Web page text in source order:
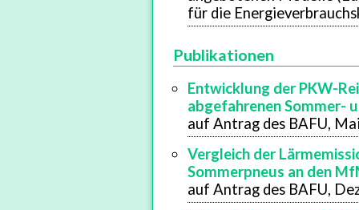
für die
Publikationen
Entwicklung der PKW-
abgefahrenen Sommer-
auf Antrag des BAFU,
Vergleich der
Sommerpneus an den
auf Antrag des BAFU,